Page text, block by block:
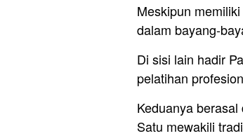
Meskipun
dalam bayang-
Di sisi lain hadir
pelatihan
Keduanya
Satu mewakili